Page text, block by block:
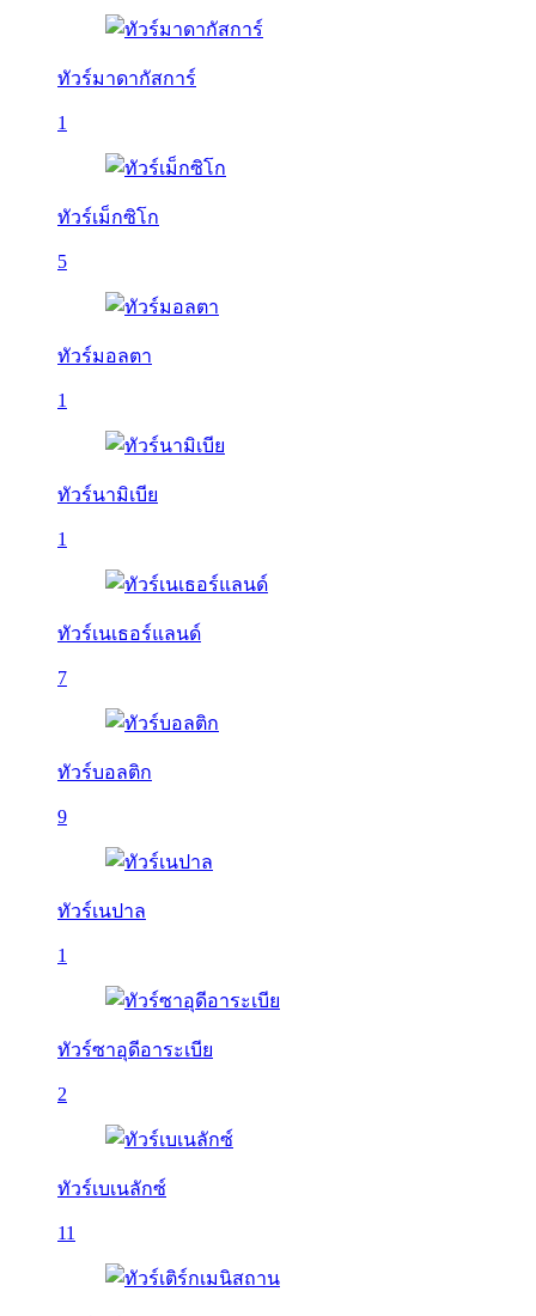
ทัวร์มาดากัสการ์
1
ทัวร์เม็กซิโก
5
ทัวร์มอลตา
1
ทัวร์นามิเบีย
1
ทัวร์เนเธอร์แลนด์
7
ทัวร์บอลติก
9
ทัวร์เนปาล
1
ทัวร์ซาอุดีอาระเบีย
2
ทัวร์เบเนลักซ์
11